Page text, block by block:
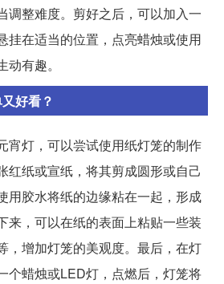
调整难度。剪好之后，可以加入一
挂在适当的位置，点亮蜡烛或使用
有趣。
好看？
宵灯，可以尝试使用纸灯笼的制作
红纸或宣纸，将其剪成圆形或自己
用胶水将纸的边缘粘在一起，形成
来，可以在纸的表面上粘贴一些装
，增加灯笼的美观度。最后，在灯
个蜡烛或LED灯，点燃后，灯笼将